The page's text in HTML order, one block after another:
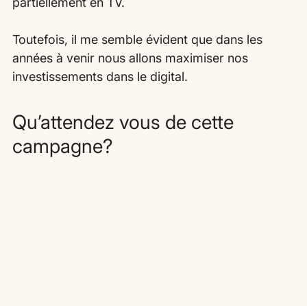
Toutefois, il me semble évident que dans les
années à venir nous allons maximiser nos
investissements dans le digital.
Qu’attendez vous de cette
campagne?